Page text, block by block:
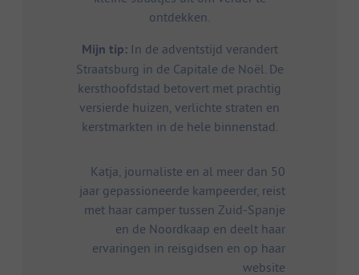
ontdekken.
Mijn tip:In de adventstijd verandert
Straatsburg in de Capitale de Noël. De
kersthoofdstad betovert met prachtig
versierde huizen, verlichte straten en
kerstmarkten in de hele binnenstad.
Katja, journaliste en al meer dan 50
jaar gepassioneerde kampeerder, reist
met haar camper tussen Zuid-Spanje
en de Noordkaap en deelt haar
ervaringen in reisgidsen en op haar
website